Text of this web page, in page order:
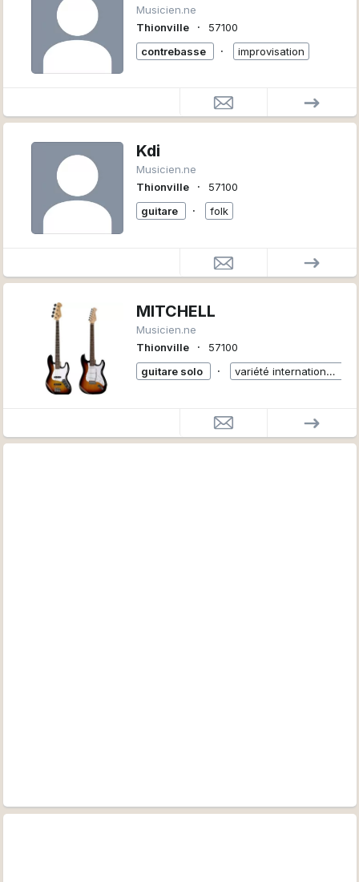
Musicien.ne
Thionville
∙
57100
contrebasse
∙ improvisation
Kdi
Musicien.ne
Thionville
∙
57100
guitare
∙ folk
MITCHELL
Musicien.ne
Thionville
∙
57100
guitare solo
∙ variété internationale